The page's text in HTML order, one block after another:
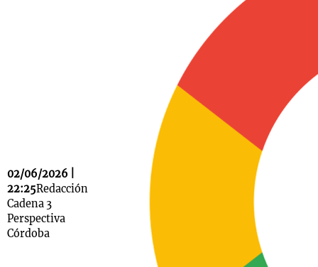
02/06/2026 |
22:25Redacción
Cadena 3
Perspectiva
Córdoba
La Sole en
Cadena 3